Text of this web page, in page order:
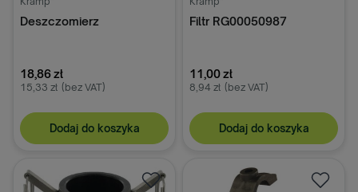
Deszczomierz
18,86 zł
15,33 zł (bez VAT)
Dodaj do koszyka
Filtr RG00050987
11,00 zł
8,94 zł (bez VAT)
Dodaj do koszyka